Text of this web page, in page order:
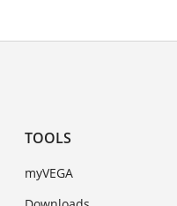
TOOLS
myVEGA